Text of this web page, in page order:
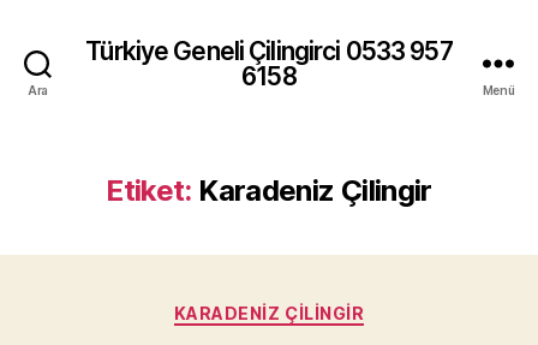
Ara
Türkiye Geneli Çilingirci 0533 957
6158
Menü
Etiket: Karadeniz Çilingir
Kategoriler
KARADENIZ ÇILINGIR